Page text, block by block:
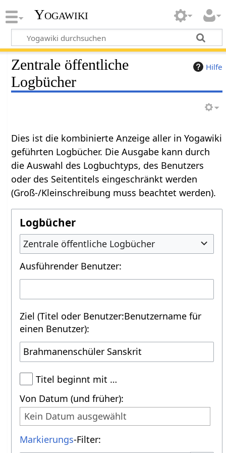
Yogawiki
Hilfe
Zentrale öffentliche
Logbücher
Dies ist die kombinierte Anzeige aller in Yogawiki
geführten Logbücher. Die Ausgabe kann durch
die Auswahl des Logbuchtyps, des Benutzers
oder des Seitentitels eingeschränkt werden
(Groß-/Kleinschreibung muss beachtet werden).
Logbücher
Zentrale öffentliche Logbücher
Ausführender Benutzer:
Ziel (Titel oder Benutzer:Benutzername für
einen Benutzer):
Titel beginnt mit …
Von Datum (und früher):
Kein Datum ausgewählt
Markierungs-Filter: